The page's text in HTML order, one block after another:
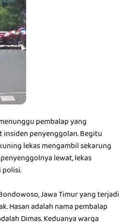
pembalap yang
penyenggolan. Begitu
lekas mengambil sekarung
lewat, lekas
Jawa Timur yang terjadi
Hasan adalah nama pembalap